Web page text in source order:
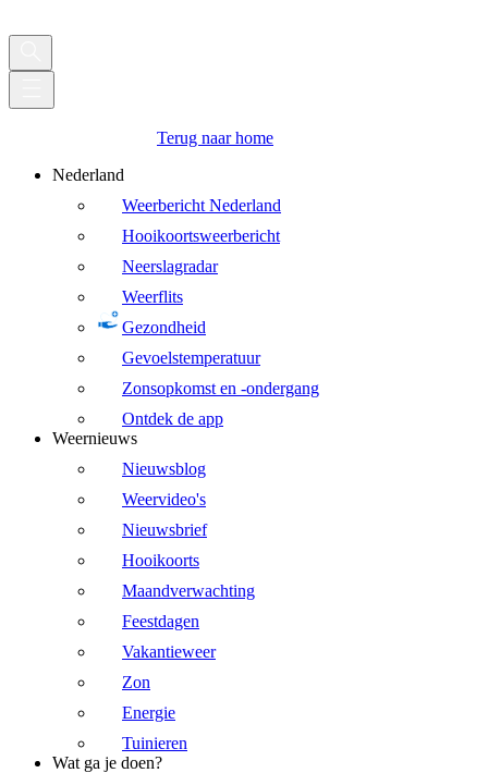
Terug naar home
Nederland
Weerbericht Nederland
Hooikoortsweerbericht
Neerslagradar
Weerflits
Gezondheid
Gevoelstemperatuur
Zonsopkomst en -ondergang
Ontdek de app
Weernieuws
Nieuwsblog
Weervideo's
Nieuwsbrief
Hooikoorts
Maandverwachting
Feestdagen
Vakantieweer
Zon
Energie
Tuinieren
Wat ga je doen?